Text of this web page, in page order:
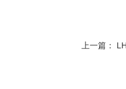
上一篇：